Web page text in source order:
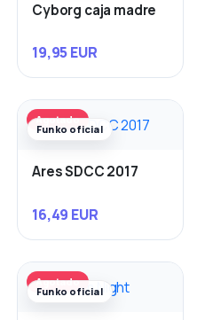
Cyborg caja madre
19,95 EUR
Agotado
Funko oficial
Ares SDCC 2017
16,49 EUR
Agotado
Funko oficial